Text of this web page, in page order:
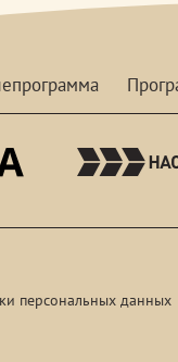
персональных данных